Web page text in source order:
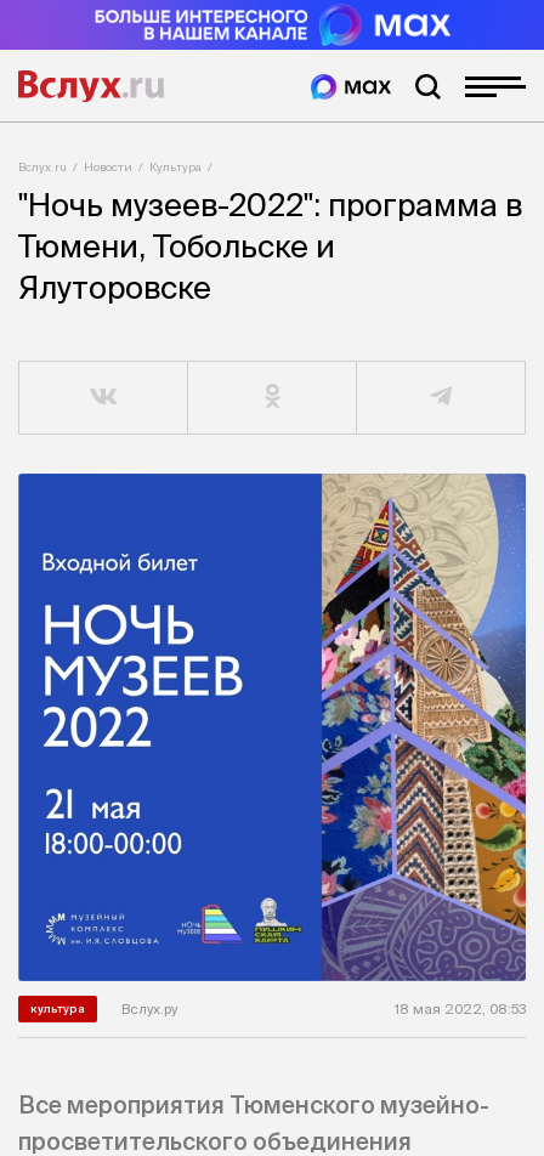
Вслух.ru Новости Культура
"Ночь музеев-2022": программа в
Тюмени, Тобольске и
Ялуторовске
культура Вслух.ру 18 мая 2022, 08:53
Все мероприятия Тюменского музейно-
просветительского объединения